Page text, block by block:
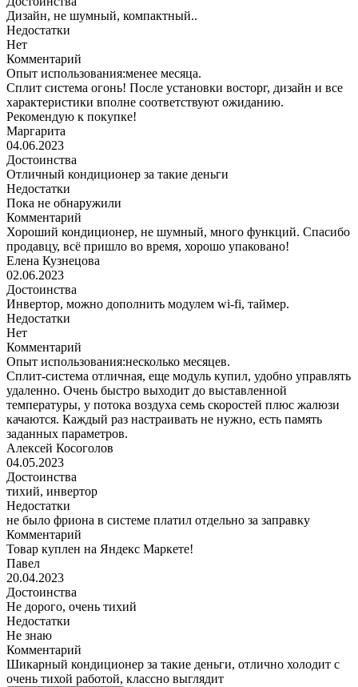
Дизайн, не шумный, компактный..
Недостатки
Нет
Комментарий
Опыт использования:менее месяца.
Сплит система огонь! После установки восторг, дизайн и все
характеристики вполне соответствуют ожиданию.
Рекомендую к покупке!
Маргарита
04.06.2023
Достоинства
Отличный кондиционер за такие деньги
Недостатки
Пока не обнаружили
Комментарий
Хороший кондиционер, не шумный, много функций. Спасибо
продавцу, всё пришло во время, хорошо упаковано!
Елена Кузнецова
02.06.2023
Достоинства
Инвертор, можно дополнить модулем wi-fi, таймер.
Недостатки
Нет
Комментарий
Опыт использования:несколько месяцев.
Сплит-система отличная, еще модуль купил, удобно управлять
удаленно. Очень быстро выходит до выставленной
температуры, у потока воздуха семь скоростей плюс жалюзи
качаются. Каждый раз настраивать не нужно, есть память
заданных параметров.
Алексей Косоголов
04.05.2023
Достоинства
тихий, инвертор
Недостатки
не было фриона в системе платил отдельно за заправку
Комментарий
Товар куплен на Яндекс Маркете!
Павел
20.04.2023
Достоинства
Не дорого, очень тихий
Недостатки
Не знаю
Комментарий
Шикарный кондиционер за такие деньги, отлично холодит с
очень тихой работой, классно выглядит